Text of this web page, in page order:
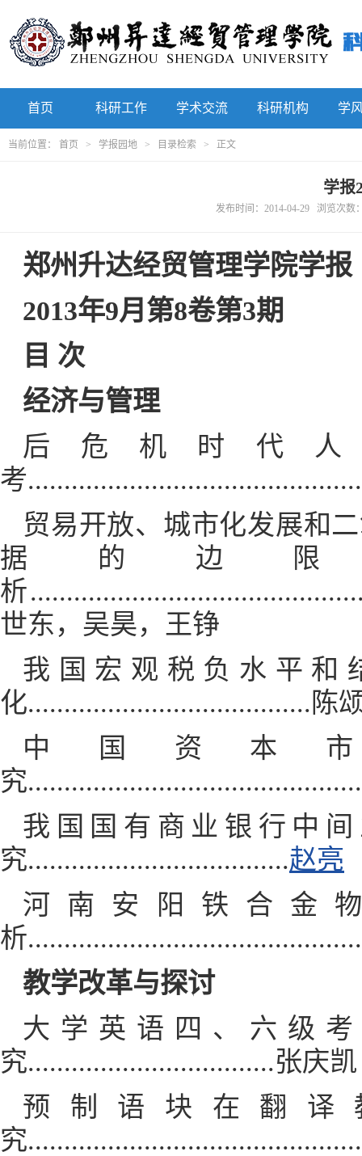
首页 科研工作 学术交流 科研机构 学
当前位置： 首页 > 学报园地 > 目录检索 > 正文
学报
发布时间：2014-04-29 浏览次数
郑州升达经贸管理学院学报
2013年9月 第8卷第3期
目 次
经济与管理
后危机时代
考
贸易开放、城市化发展和
据的边
析
世东，吴昊，王铮
我国宏观税负水平和
化.......................................陈
中国资本
究
我国国有商业银行中
究....................................赵亮
河南安阳铁合金
析
教学改革与探讨
大学英语四、六级
究..................................张庆凯
预制语块在翻译
究